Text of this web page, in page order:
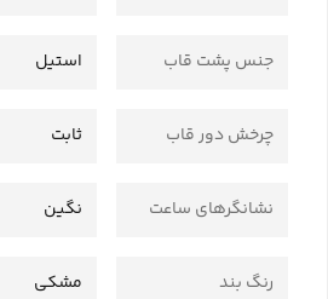
جنس پشت قاب استیل
چرخش دور قاب ثابت
نشانگرهای ساعت نگین
رنگ بند مشکی